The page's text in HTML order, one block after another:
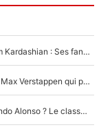
Lewis Hamilton poste de nouvelles photos avec Kim Kardashian : Ses fans le voient déjà redevenir champion du monde de F1 grâce à elle !
F1 - Une légende de McLaren refuse le transfert de Max Verstappen qui pourrait «faire des vagues» et plomber l'ambiance dans l'équipe
Max Verstappen, Lewis Hamilton… et bientôt Fernando Alonso ? Le classement des pilotes les mieux payés en Formule 1 risque de changer !